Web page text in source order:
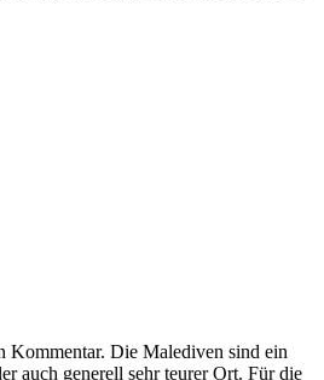
Kommentar. Die Malediven sind ein
auch generell sehr teurer Ort. Für die